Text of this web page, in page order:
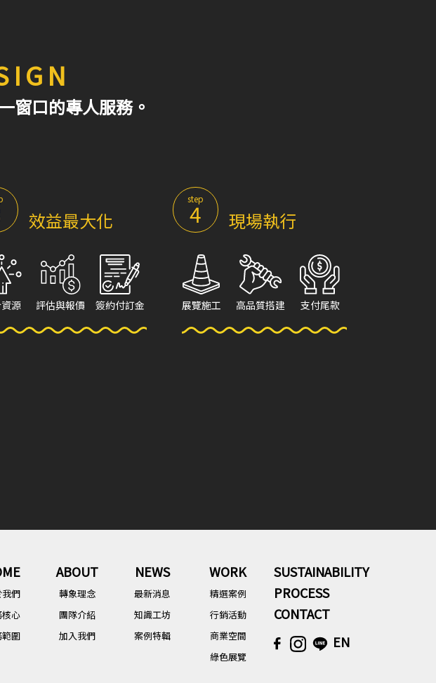
窗口的專人服務。
效益最大化
源 評估與報價 簽約付訂金
step
4 現場執行
展覽施工 高品質搭建 支付尾款
們
心
圍
ABOUT
轉象理念
團隊介紹
加入我們
NEWS
最新消息
知識工坊
案例特輯
WORK
精選案例
行銷活動
商業空間
綠色展覽
SUSTAINABILITY
PROCESS
CONTACT
EN